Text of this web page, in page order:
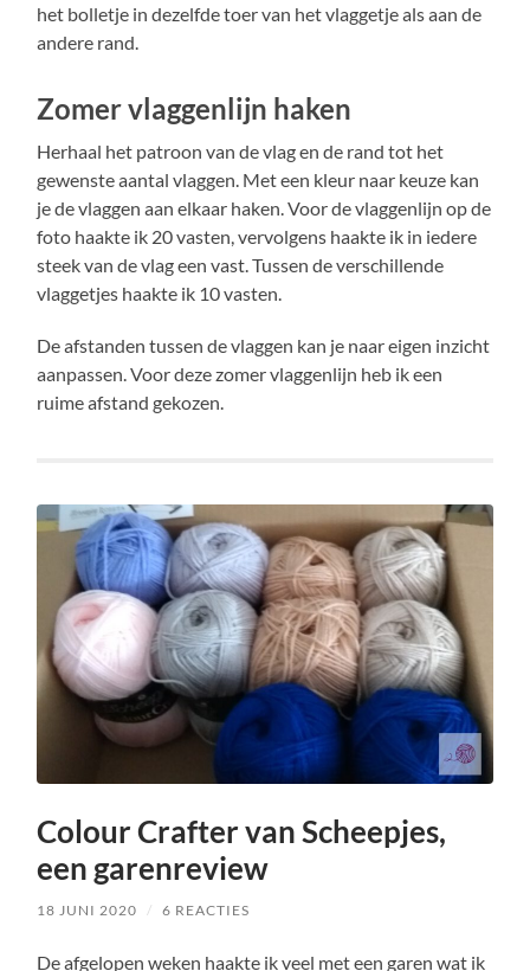
het bolletje in dezelfde toer van het vlaggetje als aan de
andere rand.
Zomer vlaggenlijn haken
Herhaal het patroon van de vlag en de rand tot het
gewenste aantal vlaggen. Met een kleur naar keuze kan
je de vlaggen aan elkaar haken. Voor de vlaggenlijn op de
foto haakte ik 20 vasten, vervolgens haakte ik in iedere
steek van de vlag een vast. Tussen de verschillende
vlaggetjes haakte ik 10 vasten.
De afstanden tussen de vlaggen kan je naar eigen inzicht
aanpassen. Voor deze zomer vlaggenlijn heb ik een
ruime afstand gekozen.
Colour Crafter van Scheepjes,
een garenreview
18 JUNI 2020 / 6 REACTIES
De afgelopen weken haakte ik veel met een garen wat ik